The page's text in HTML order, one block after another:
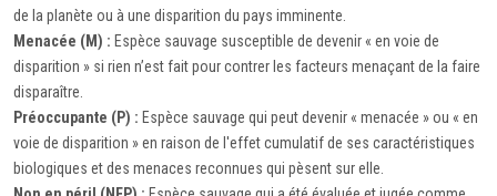
de la planète ou à une disparition du pays imminente.
Menacée (M) : Espèce sauvage susceptible de devenir « en voie de
disparition » si rien n’est fait pour contrer les facteurs menaçant de la faire
disparaître.
Préoccupante (P) : Espèce sauvage qui peut devenir « menacée » ou « en
voie de disparition » en raison de l'effet cumulatif de ses caractéristiques
biologiques et des menaces reconnues qui pèsent sur elle.